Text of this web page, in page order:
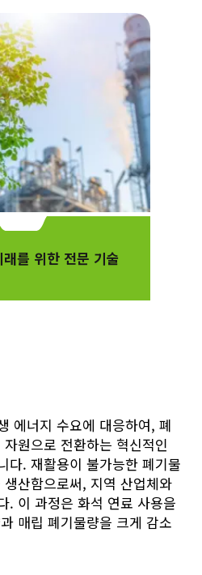
를 위한 전문 기술
에너지 수요에 대응하여, 폐
원으로 전환하는 혁신적인
다. 재활용이 불가능한 폐기물
산함으로써, 지역 산업체와
. 이 과정은 화석 연료 사용을
매립 폐기물량을 크게 감소